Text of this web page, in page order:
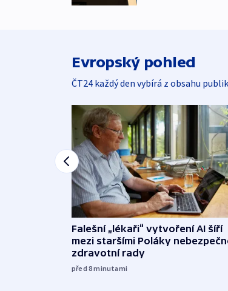
Evropský pohled
ČT24 každý den vybírá z obsahu
Falešní „lékaři“ vytvoření AI šíří
mezi staršími Poláky
zdravotní rady
před 8minutami